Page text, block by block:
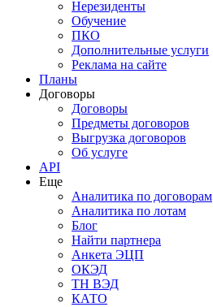
Нерезиденты
Обучение
ПКО
Дополнительные услуги
Реклама на сайте
Планы
Договоры
Договоры
Предметы договоров
Выгрузка договоров
Об услуге
API
Еще
Аналитика по договорам
Аналитика по лотам
Блог
Найти партнера
Анкета ЭЦП
ОКЭД
ТН ВЭД
КАТО